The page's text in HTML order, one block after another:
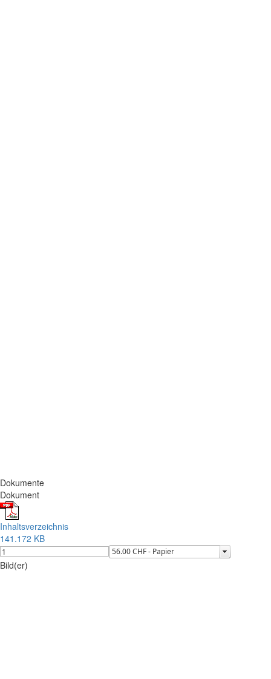
Dokumente
Dokument
Inhaltsverzeichnis
141.172 KB
Bild(er)